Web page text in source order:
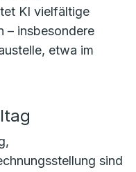
KI vielfältige
– insbesondere
etwa im
sind